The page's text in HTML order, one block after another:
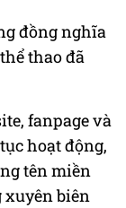
đồng nghĩa
thao đã
fanpage và
hoạt động,
tên miền
xuyên biên